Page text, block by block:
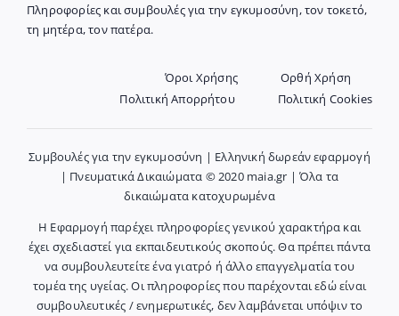
Πληροφορίες και συμβουλές για την εγκυμοσύνη, τον τοκετό,
τη μητέρα, τον πατέρα.
Όροι Χρήσης
Ορθή Χρήση
Πολιτική Απορρήτου
Πολιτική Cookies
Συμβουλές για την εγκυμοσύνη | Ελληνική δωρεάν εφαρμογή
| Πνευματικά Δικαιώματα © 2020 maia.gr | Όλα τα
δικαιώματα κατοχυρωμένα
Η Εφαρμογή παρέχει πληροφορίες γενικού χαρακτήρα και
έχει σχεδιαστεί για εκπαιδευτικούς σκοπούς. Θα πρέπει πάντα
να συμβουλευτείτε ένα γιατρό ή άλλο επαγγελματία του
τομέα της υγείας. Οι πληροφορίες που παρέχονται εδώ είναι
συμβουλευτικές / ενημερωτικές, δεν λαμβάνεται υπόψιν το